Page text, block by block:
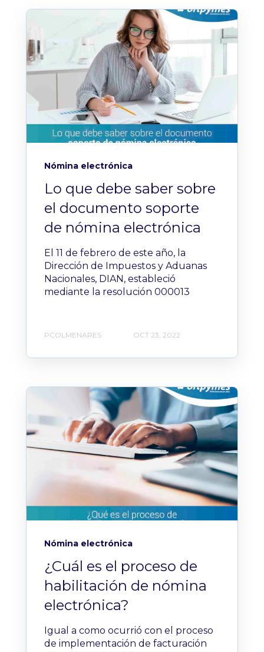
Nómina electrónica
Lo que debe saber sobre
el documento soporte
de nómina electrónica
El 11 de febrero de este año, la
Dirección de Impuestos y Aduanas
Nacionales, DIAN, estableció
mediante la resolución 000013
PCOLMENARES OCT 23, 2022
Nómina electrónica
¿Cuál es el proceso de
habilitación de nómina
electrónica?
Igual a como ocurrió con el proceso
de implementación de facturación